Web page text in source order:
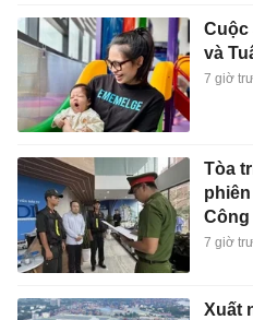
Cuộc
và
7 giờ
Tòa
Công
7 giờ
Xuất